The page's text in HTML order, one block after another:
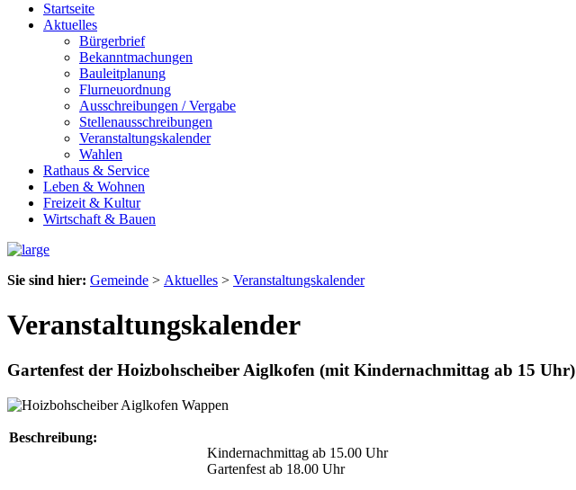
Startseite
Aktuelles
Bürgerbrief
Bekanntmachungen
Bauleitplanung
Flurneuordnung
Ausschreibungen / Vergabe
Stellenausschreibungen
Veranstaltungskalender
Wahlen
Rathaus & Service
Leben & Wohnen
Freizeit & Kultur
Wirtschaft & Bauen
Sie sind hier: Gemeinde > Aktuelles > Veranstaltungskalender
Veranstaltungskalender
Gartenfest der Hoizbohscheiber Aiglkofen (mit Kindernachmittag ab 15 Uhr)
Beschreibung:
Kindernachmittag ab 15.00 Uhr
Gartenfest ab 18.00 Uhr